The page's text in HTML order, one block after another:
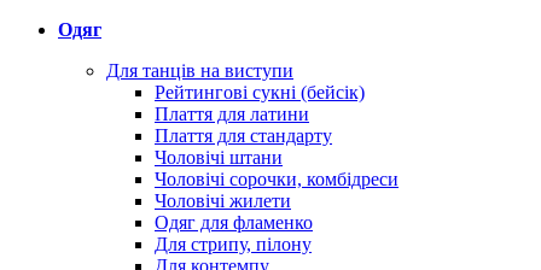
Одяг
Для танців на виступи
Рейтингові сукні (бейсік)
Плаття для латини
Плаття для стандарту
Чоловічі штани
Чоловічі сорочки, комбідреси
Чоловічі жилети
Одяг для фламенко
Для стрипу, пілону
Для контемпу